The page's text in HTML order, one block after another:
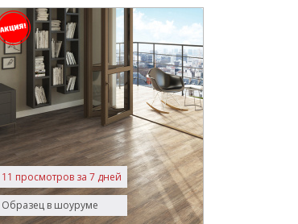
Образец в шоуруме
11 просмотров за 7 дней